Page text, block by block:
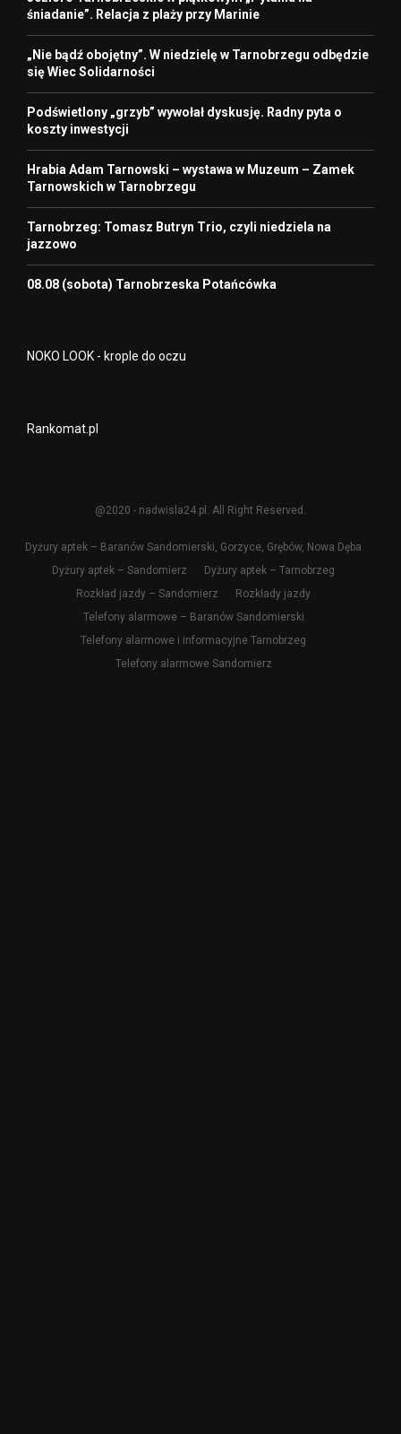
śniadanie”. Relacja z plaży przy Marinie
„Nie bądź obojętny”. W niedzielę w Tarnobrzegu odbędzie
się Wiec Solidarności
Podświetlony „grzyb” wywołał dyskusję. Radny pyta o
koszty inwestycji
Hrabia Adam Tarnowski – wystawa w Muzeum – Zamek
Tarnowskich w Tarnobrzegu
Tarnobrzeg: Tomasz Butryn Trio, czyli niedziela na
jazzowo
08.08 (sobota) Tarnobrzeska Potańcówka
NOKO LOOK - krople do oczu
Rankomat.pl
@2020 - nadwisla24.pl. All Right Reserved.
Dyżury aptek – Baranów Sandomierski, Gorzyce, Grębów, Nowa Dęba
Dyżury aptek – Sandomierz
Dyżury aptek – Tarnobrzeg
Rozkład jazdy – Sandomierz
Rozkłady jazdy
Telefony alarmowe – Baranów Sandomierski
Telefony alarmowe i informacyjne Tarnobrzeg
Telefony alarmowe Sandomierz